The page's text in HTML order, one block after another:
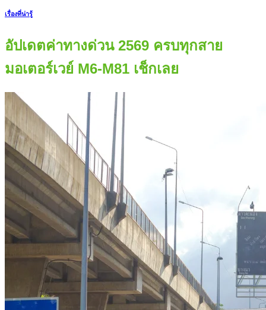
เรื่องที่น่ารู้
อัปเดตค่าทางด่วน 2569 ครบทุกสาย
มอเตอร์เวย์ M6-M81 เช็กเลย